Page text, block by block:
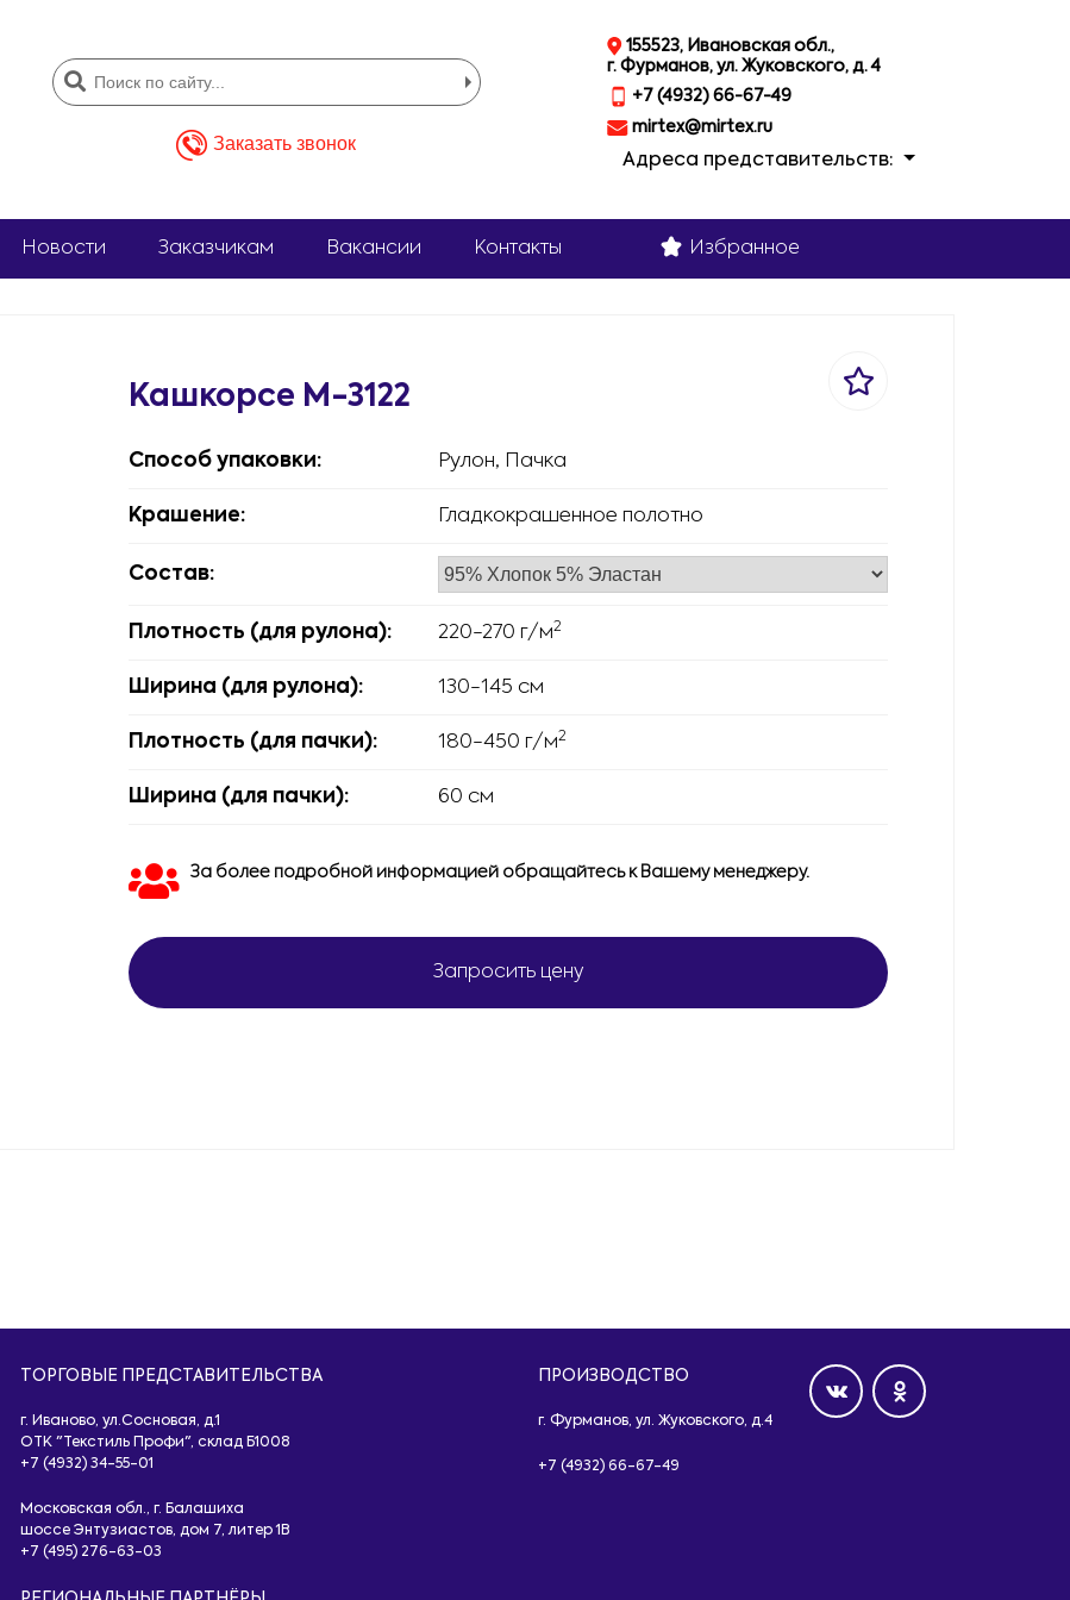
Заказать звонок
155523, Ивановская обл.,
г. Фурманов, ул. Жуковского, д. 4
+7 (4932) 66-67-49
mirtex@mirtex.ru
Адреса представительств:
Новости Заказчикам Вакансии Контакты Избранное
Кашкорсе М-3122
Способ упаковки: Рулон, Пачка
Крашение: Гладкокрашенное полотно
Состав:
Плотность (для рулона): 220-270 г/м2
Ширина (для рулона): 130-145 см
Плотность (для пачки): 180-450 г/м2
Ширина (для пачки): 60 см
За более подробной информацией обращайтесь к Вашему менеджеру.
Запросить цену
ТОРГОВЫЕ ПРЕДСТАВИТЕЛЬСТВА
г. Иваново, ул.Сосновая, д.1
ОТК "Текстиль Профи", склад Б1008
+7 (4932) 34-55-01
Московская обл., г. Балашиха
шоссе Энтузиастов, дом 7, литер 1B
+7 (495) 276-63-03
ПРОИЗВОДСТВО
г. Фурманов, ул. Жуковского, д.4
+7 (4932) 66-67-49